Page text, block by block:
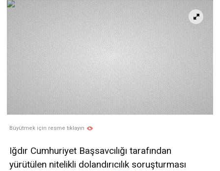
Büyütmek için resme tıklayın
Iğdır Cumhuriyet Başsavcılığı tarafından
yürütülen nitelikli dolandırıcılık soruşturması